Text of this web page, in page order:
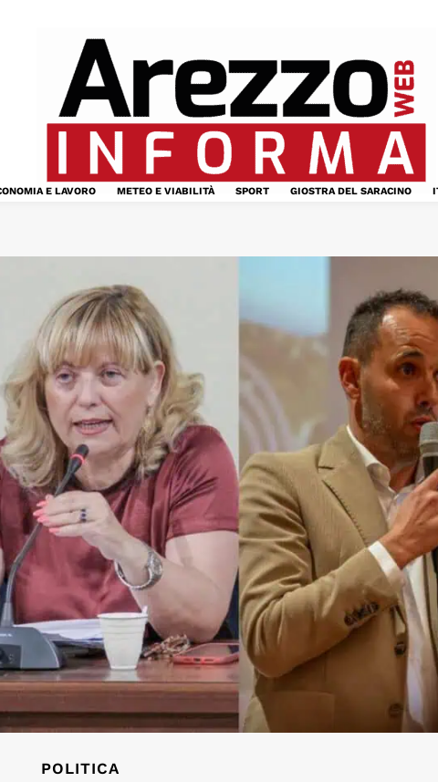
E LAVORO METEO E VIABILITÀ SPORT GIOSTRA DEL SARACINO
POLITICA